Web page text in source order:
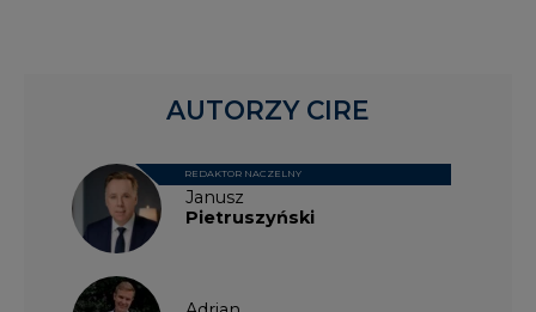
Janusz
Pietruszyński
Adrian
Kędzierski